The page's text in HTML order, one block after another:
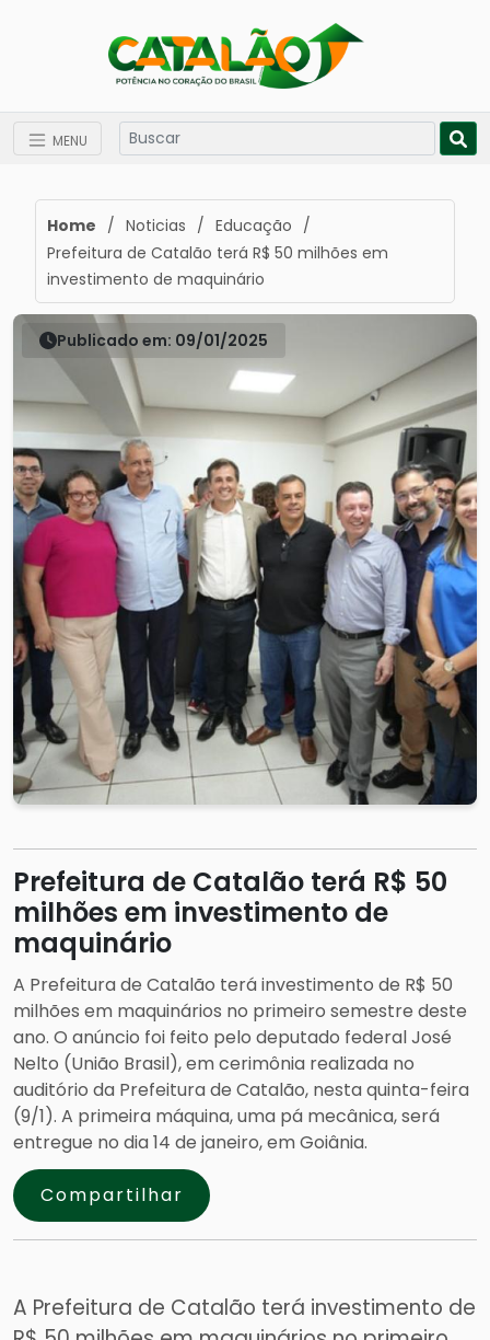
MENU
Home / Noticias / Educação /
Prefeitura de Catalão terá R$ 50 milhões em
investimento de maquinário
Publicado em: 09/01/2025
Prefeitura de Catalão terá R$ 50
milhões em investimento de
maquinário
A Prefeitura de Catalão terá investimento de R$ 50
milhões em maquinários no primeiro semestre deste
ano. O anúncio foi feito pelo deputado federal José
Nelto (União Brasil), em cerimônia realizada no
auditório da Prefeitura de Catalão, nesta quinta-feira
(9/1). A primeira máquina, uma pá mecânica, será
entregue no dia 14 de janeiro, em Goiânia.
Compartilhar
A Prefeitura de Catalão terá investimento de